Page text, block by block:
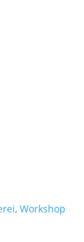
, Workshop